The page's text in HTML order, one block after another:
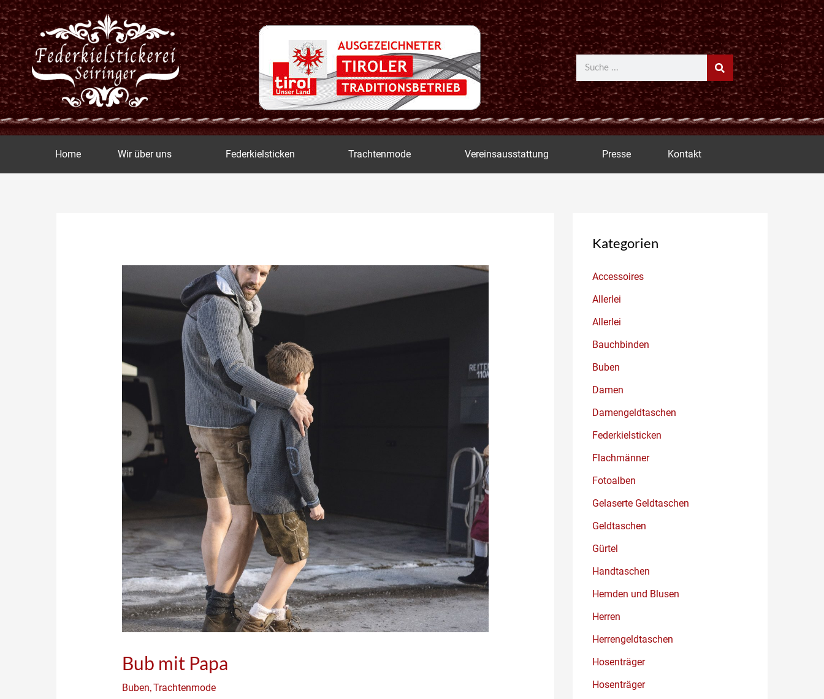
Zum
Inhalt
springen
Suche
Home Wir über uns Federkielsticken Trachtenmode Vereinsausstattung Presse Kontakt
Bub mit Papa
Buben,Trachtenmode
Kategorien
Accessoires
Allerlei
Allerlei
Bauchbinden
Buben
Damen
Damengeldtaschen
Federkielsticken
Flachmänner
Fotoalben
Gelaserte Geldtaschen
Geldtaschen
Gürtel
Handtaschen
Hemden und Blusen
Herren
Herrengeldtaschen
Hosenträger
Hosenträger